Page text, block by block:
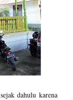
dahulu karena